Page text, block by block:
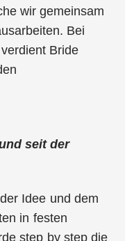
wir gemeinsam
Bei
Bride
seit der
Idee und dem
in festen
step by step die